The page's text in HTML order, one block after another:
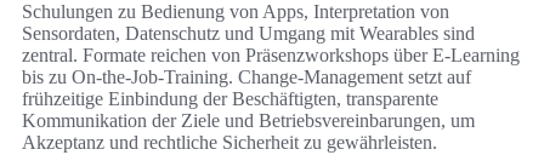
Schulungen zu Bedienung von Apps, Interpretation von
Sensordaten, Datenschutz und Umgang mit Wearables sind
zentral. Formate reichen von Präsenzworkshops über E‑Learning
bis zu On‑the‑Job‑Training. Change‑Management setzt auf
frühzeitige Einbindung der Beschäftigten, transparente
Kommunikation der Ziele und Betriebsvereinbarungen, um
Akzeptanz und rechtliche Sicherheit zu gewährleisten.